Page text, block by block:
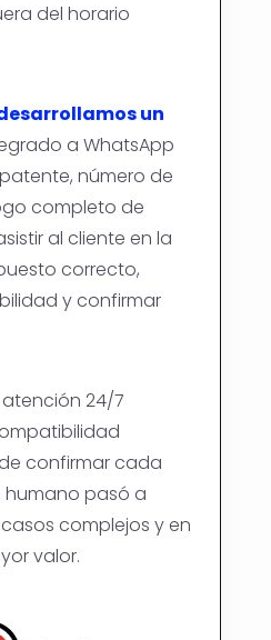
del horario
un
a WhatsApp
número de
completo de
al cliente en la
correcto,
y confirmar
atención 24/7
confirmar cada
humano pasó a
complejos y en
valor.